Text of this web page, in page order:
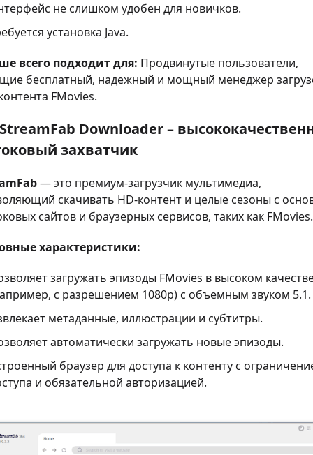
не слишком удобен для новичков.
установка Java.
всего подходит для: Продвинутые пользователи,
бесплатный, надежный и мощный менеджер
FMovies.
Downloader –
захватчик
— это премиум-загрузчик мультимедиа,
скачивать HD-контент и целые сезоны с
сайтов и браузерных сервисов, таких как FMovies.
характеристики:
загружать эпизоды FMovies в высоком
с разрешением 1080p) с объемным звуком 5.1.
метаданные, иллюстрации и субтитры.
автоматически загружать новые эпизоды.
браузер для доступа к контенту с
и обязательной авторизацией.